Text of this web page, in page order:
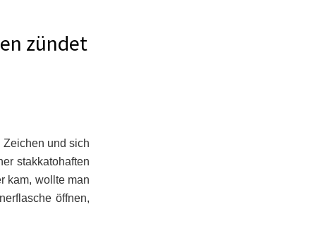
zündet
Zeichen und sich
stakkatohaften
kam, wollte man
öffnen,